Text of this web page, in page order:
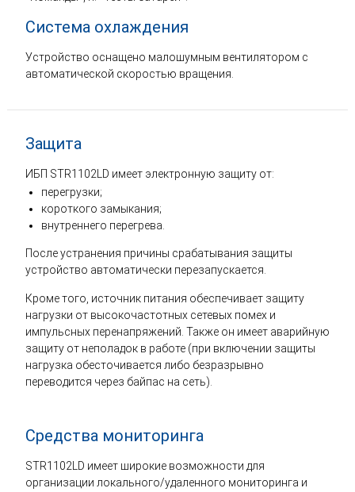
Система охлаждения
Устройство оснащено малошумным вентилятором с
автоматической скоростью вращения.
Защита
ИБП STR1102LD имеет электронную защиту от:
перегрузки;
короткого замыкания;
внутреннего перегрева.
После устранения причины срабатывания защиты
устройство автоматически перезапускается.
Кроме того, источник питания обеспечивает защиту
нагрузки от высокочастотных сетевых помех и
импульсных перенапряжений. Также он имеет аварийную
защиту от неполадок в работе (при включении защиты
нагрузка обесточивается либо безразрывно
переводится через байпас на сеть).
Средства мониторинга
STR1102LD имеет широкие возможности для
организации локального/удаленного мониторинга и